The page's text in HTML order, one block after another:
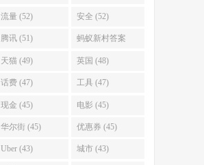
流量 (52) 安全 (52)
腾讯 (51) 蚂蚁新村答案
(51)
天猫 (49) 英国 (48)
话费 (47) 工具 (47)
现金 (45) 电影 (45)
华尔街 (45) 优惠券 (45)
Uber (43) 城市 (43)